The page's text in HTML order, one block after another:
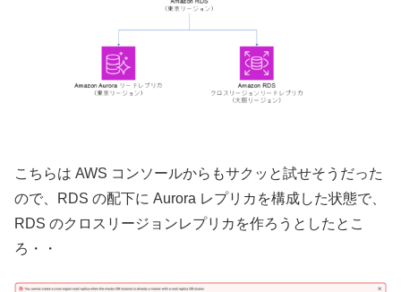
こちらは AWS コンソールからもサクッと試せそうだった
ので、RDS の配下に Aurora レプリカを構成した状態で、
RDS のクロスリージョンレプリカを作ろうとしたとこ
ろ・・